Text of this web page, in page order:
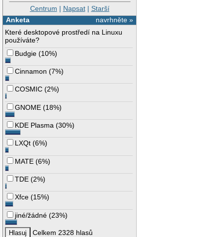
Centrum | Napsat| Starší
navrhněte »
Anketa
Které desktopové prostředí na Linuxu
používáte?
Budgie (10%)
Cinnamon (7%)
COSMIC (2%)
GNOME (18%)
KDE Plasma (30%)
LXQt (6%)
MATE (6%)
TDE (2%)
Xfce (15%)
jiné/žádné (23%)
Celkem 2328 hlasů